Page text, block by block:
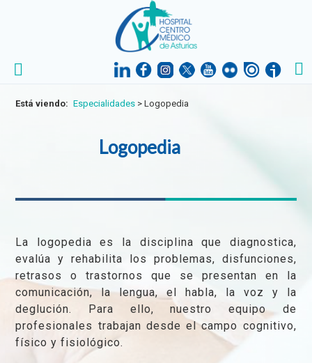
Está viendo: Especialidades> Logopedia
Logopedia
La logopedia es la disciplina que diagnostica,
evalúa y rehabilita los problemas, disfunciones,
retrasos o trastornos que se presentan en la
comunicación, la lengua, el habla, la voz y la
deglución. Para ello, nuestro equipo de
profesionales trabajan desde el campo cognitivo,
físico y fisiológico.